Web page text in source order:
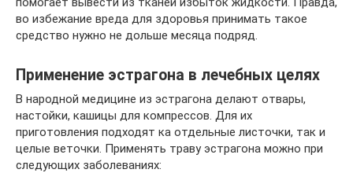
во избежание вреда для здоровья принимать такое
средство нужно не дольше месяца подряд.
Применение эстрагона в лечебных целях
В народной медицине из эстрагона делают отвары,
настойки, кашицы для компрессов. Для их
приготовления подходят ка отдельные листочки, так и
целые веточки. Применять траву эстрагона можно при
следующих заболеваниях: